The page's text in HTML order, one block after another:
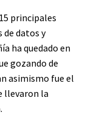
principales
de datos y
ha quedado en
gozando de
asimismo fue el
llevaron la